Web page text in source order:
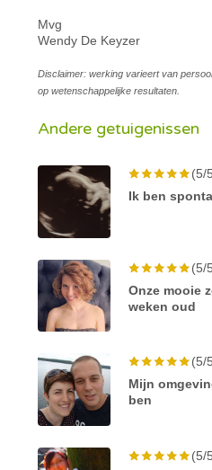
Mvg
Wendy De Keyzer
Disclaimer: werking varieert van
op wetenschappelijke resultaten.
Andere getuigenissen
(5/
Ik ben
(5/
Onze mooie
weken oud
(5/
Mijn
ben
(5/